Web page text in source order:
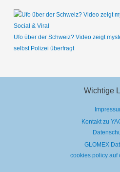
Social & Viral
Ufo über der Schweiz? Video zeigt
selbst Polizei überfragt
Wichtige
Kontakt zu
GLOMEX
cookies policy auf